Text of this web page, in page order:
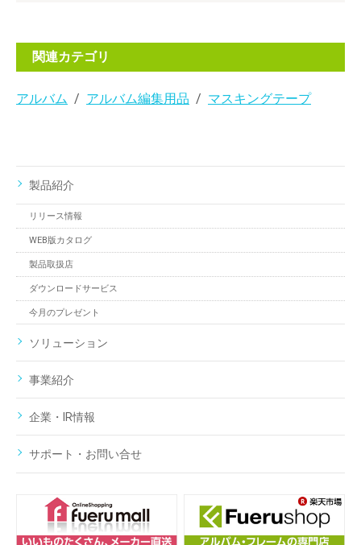
関連カテゴリ
アルバム アルバム編集用品 マスキングテープ
製品紹介
リリース情報
WEB版カタログ
製品取扱店
ダウンロードサービス
今月のプレゼント
ソリューション
事業紹介
企業・IR情報
サポート・お問い合せ